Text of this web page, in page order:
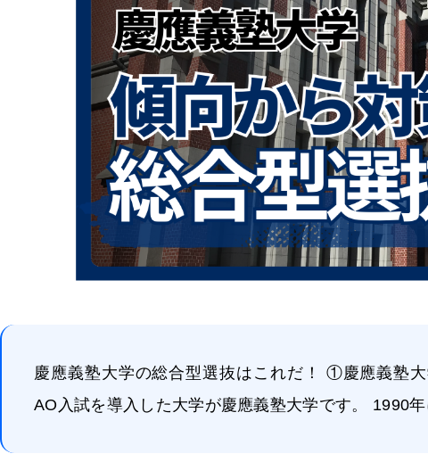
慶應義塾大学の総合型選抜はこれだ！ ①慶應義塾
AO入試を導入した大学が慶應義塾大学です。 1990